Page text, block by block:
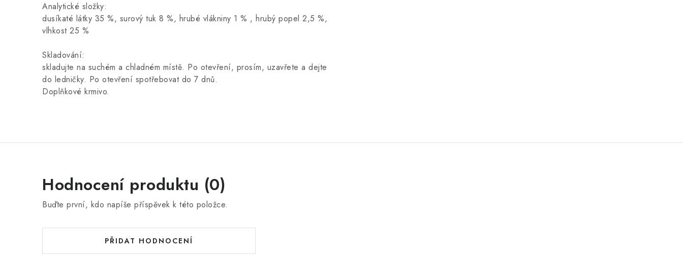
Analytické složky:
dusíkaté látky 35 %, surový tuk 8 %, hrubé vlákniny 1 % , hrubý popel 2,5 %,
vlhkost 25 %
Skladování:
skladujte na suchém a chladném místě. Po otevření, prosím, uzavřete a dejte
do ledničky. Po otevření spotřebovat do 7 dnů.
Doplňkové krmivo.
Hodnocení produktu (0)
Buďte první, kdo napíše příspěvek k této položce.
PŘIDAT HODNOCENÍ